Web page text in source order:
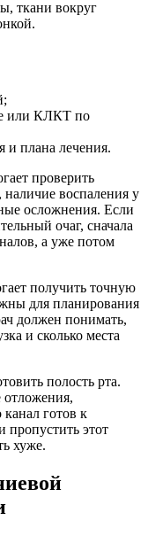
ткани вокруг
или КЛКТ по
и плана лечения.
проверить
наличие воспаления у
осложнения. Если
очаг, сначала
а уже потом
получить точную
для планирования
должен понимать,
и сколько места
полость рта.
отложения,
канал готов к
пропустить этот
хуже.